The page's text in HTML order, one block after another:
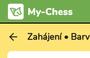
Zahájení •